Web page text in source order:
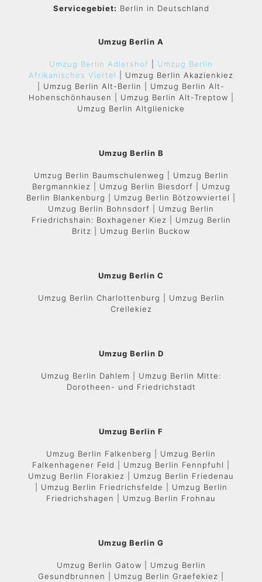
Servicegebiet: Berlin in Deutschland
Umzug Berlin A
Umzug Berlin Adlershof
Umzug Berlin
Afrikanisches Viertel
| Umzug Berlin Akazienkiez
| Umzug Berlin Alt-Berlin | Umzug Berlin Alt-
Hohenschönhausen | Umzug Berlin Alt-Treptow |
Umzug Berlin Altglienicke
Umzug Berlin B
Umzug Berlin Baumschulenweg | Umzug Berlin
Bergmannkiez | Umzug Berlin Biesdorf | Umzug
Berlin Blankenburg | Umzug Berlin Bötzowviertel |
Umzug Berlin Bohnsdorf | Umzug Berlin
Friedrichshain: Boxhagener Kiez | Umzug Berlin
Britz | Umzug Berlin Buckow
Umzug Berlin C
Umzug Berlin Charlottenburg | Umzug Berlin
Crellekiez
Umzug Berlin D
Umzug Berlin Dahlem | Umzug Berlin Mitte:
Dorotheen- und Friedrichstadt
Umzug Berlin F
Umzug Berlin Falkenberg | Umzug Berlin
Falkenhagener Feld | Umzug Berlin Fennpfuhl |
Umzug Berlin Florakiez | Umzug Berlin Friedenau
| Umzug Berlin Friedrichsfelde | Umzug Berlin
Friedrichshagen | Umzug Berlin Frohnau
Umzug Berlin G
Umzug Berlin Gatow | Umzug Berlin
Gesundbrunnen | Umzug Berlin Graefekiez |